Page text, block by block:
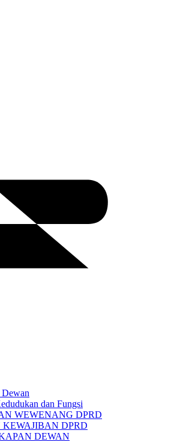
dan Fungsi
WEWENANG DPRD
DPRD
DEWAN